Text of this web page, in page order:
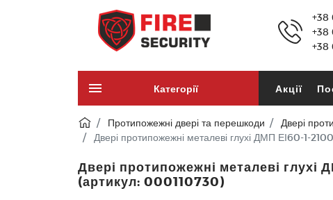
+38
+38
+38
Категорії Акції
Протипожежні двері та перешкоди
Двері
Двері протипожежні металеві глухі ДМП ЕІ60-1-
Двері протипожежні металеві
(артикул: 000110730)